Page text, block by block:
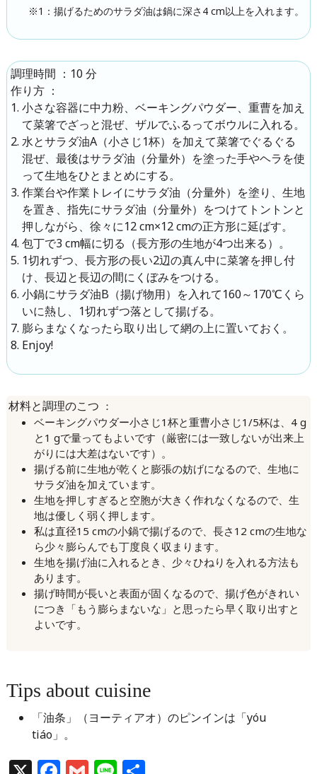
※1：揚げるためのサラダ油は鍋に深さ4 cm以上を入れます。
調理時間 ： 10 分
作り方
：
小さな容器に中力粉、ベーキングパウダー、重曹を加え
て菜箸でざっと混ぜ、ザルでふるってボウルに入れる。
水とサラダ油A（小さじ1杯）を加えて菜箸でぐるぐる
混ぜ、最後はサラダ油（分量外）を塗った手やヘラを使
って生地をひとまとめにする。
作業台や作業トレイにサラダ油（分量外）を塗り、生地
を置き、指先にサラダ油（分量外）をつけてトントンと
押しながら、徐々に12 cm×12 cmの正方形に延ばす。
包丁で3 cm幅に切る（長方形の生地が4つ出来る）。
1切れずつ、長方形の長い2辺の真ん中に菜箸を押し付
け、長辺と長辺の間にくぼみをつける。
小鍋にサラダ油B（揚げ物用）を入れて160～170℃くら
いに熱し、1切れずつ落として揚げる。
膨らまなくなったら取り出して網の上に置いておく。
Enjoy!
材料と調理のこつ
：
ベーキングパウダー小さじ1杯と重曹小さじ1/5杯は、4 g
と1 gで量ってもよいです（厳密には一致しないが出来上
がりには大差はないです）。
揚げる前に生地が乾くと膨張の妨げになるので、生地に
サラダ油を加えています。
生地を押しすぎると空胞が大きく作れなくなるので、生
地は優しく弱く押します。
私は直径15 cmの小鍋で揚げるので、長さ12 cmの生地な
ら少々膨らんでも丁度良く収まります。
生地を揚げ油に入れるとき、少々ひねりを入れる方法も
あります。
揚げ時間が長いと表面が固くなるので、揚げ色がきれい
につき「もう膨らまないな」と思ったら早く取り出すと
よいです。
Tips about cuisine
「油条」（ヨーティアオ）のピンインは「yóu
tiáo」。